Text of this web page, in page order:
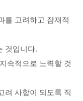
를 고려하고 잠재적
것입니다.
속적으로 노력할 것
려 사항이 되도록 직